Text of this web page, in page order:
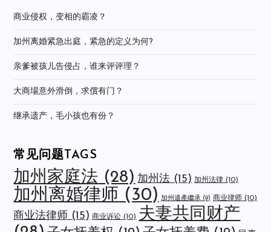
商业侵权，变相的霸凌？
加州离婚紧急出庭，紧急的定义为何?
亲爹被孩儿告侵占，谁来评评理？
大商場意外滑倒，求償有门？
继承遗产，毛小孩也有份？
常见问题TAGS
加州家庭法 (28) 加州法 (15) 加州法律 (10)
加州离婚律师 (30) 加州遺產繼承 (9) 商业律师 (10)
商业法律师 (15) 商业诉讼 (10) 夫妻共同财产